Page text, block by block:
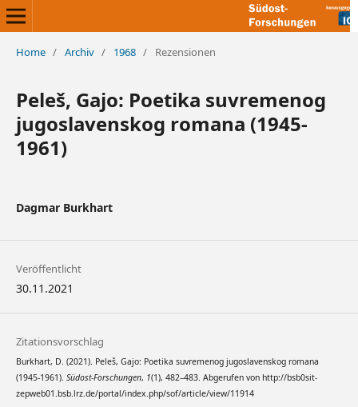
Home / Archiv / 1968 / Rezensionen
Peleš, Gajo: Poetika suvremenog
jugoslavenskog romana (1945-
1961)
Dagmar Burkhart
Veröffentlicht
30.11.2021
Zitationsvorschlag
Burkhart, D. (2021). Peleš, Gajo: Poetika suvremenog jugoslavenskog romana
(1945-1961). Südost-Forschungen, 1(1), 482–483. Abgerufen von http://bsb0sit-
zepweb01.bsb.lrz.de/portal/index.php/sof/article/view/11914